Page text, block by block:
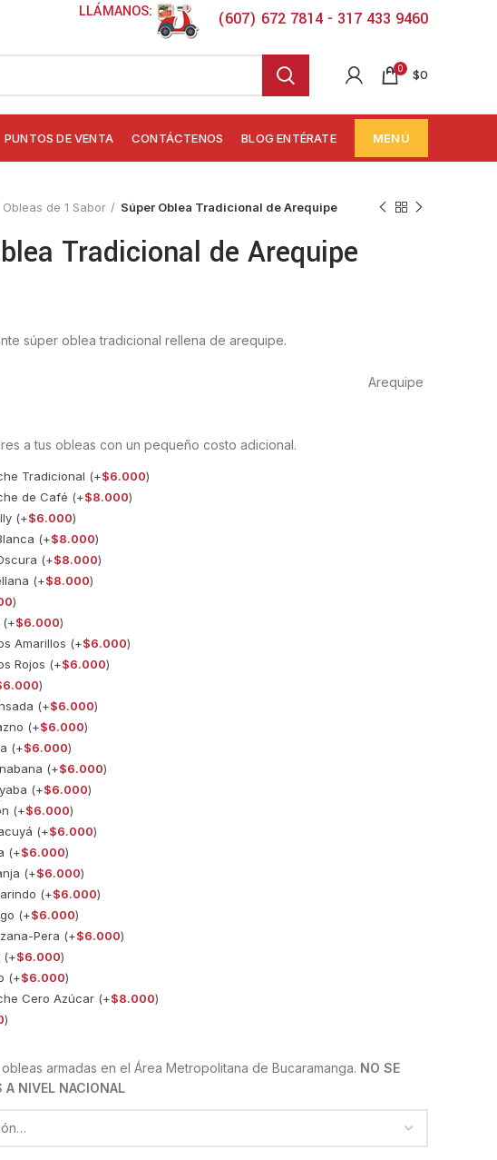
LLÁMANOS: (607) 672 7814 - 317 433 9460
0 $0
PUNTOS DE VENTA CONTÁCTENOS BLOG ENTÉRATE MENÚ
Obleas de 1 Sabor Súper Oblea Tradicional de Arequipe
Tradicional de Arequipe
súper oblea tradicional rellena de arequipe.
Arequipe
a tus obleas con un pequeño costo adicional.
Tradicional (+$6.000)
de Café (+$8.000)
(+$6.000)
(+$8.000)
(+$8.000)
(+$8.000)
)
(+$6.000)
Amarillos (+$6.000)
Rojos (+$6.000)
6.000)
(+$6.000)
(+$6.000)
(+$6.000)
(+$6.000)
(+$6.000)
(+$6.000)
(+$6.000)
(+$6.000)
(+$6.000)
(+$6.000)
(+$6.000)
Pera (+$6.000)
(+$6.000)
(+$6.000)
Cero Azúcar (+$8.000)
)
armadas en el Área Metropolitana de Bucaramanga. NO SE
A NIVEL NACIONAL